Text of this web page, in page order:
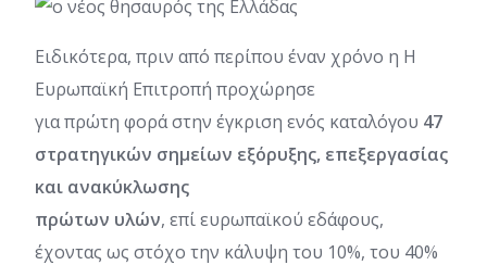
Ειδικότερα, πριν από περίπου έναν χρόνο η Η
Ευρωπαϊκή Επιτροπή προχώρησε
για πρώτη φορά στην έγκριση ενός καταλόγου 47
στρατηγικών σημείων εξόρυξης, επεξεργασίας
και ανακύκλωσης
πρώτων υλών, επί ευρωπαϊκού εδάφους,
έχοντας ως στόχο την κάλυψη του 10%, του 40%